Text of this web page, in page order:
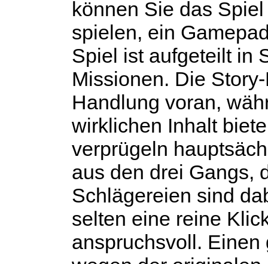
können Sie das
spielen, ein
Spiel ist aufgeteilt in
Missionen. Die
Handlung voran,
wirklichen Inhalt
verprügeln
aus den drei Gangs,
Schlägereien sind
selten eine reine
anspruchsvoll.